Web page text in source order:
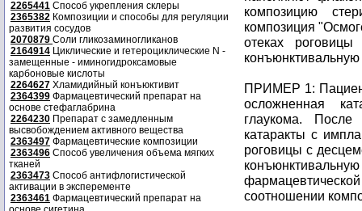
2265441 Способ укрепления склеры
2365382 Композиции и способы для регуляции
развития сосудов
2070879 Соли гликозаминогликанов
2164914 Циклические и гетероциклические N -
замещенные - иминогидроксамовые
карбоновые кислоты
2264627 Хламидийный конъюктивит
2364399 Фармацевтический препарат на
основе стефаглабрина
2264230 Препарат с замедленным
высвобождением активного вещества
2363497 Фармацевтические композиции
2363496 Способ увеличения объема мягких
тканей
2363473 Способ антифлогистической
активации в эксперементе
2363461 Фармацевтический препарат на
композицию
композиция
отеках
ПРИМЕР 1:
осложненная
глаукома. После
катаракты с
роговицы с
соотношении